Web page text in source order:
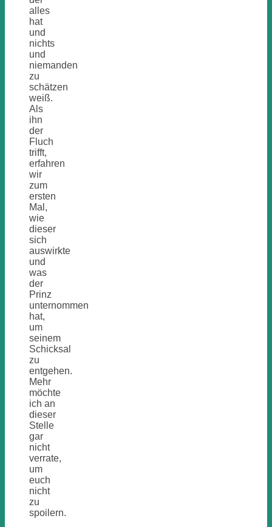
alles
hat
und
nichts
und
niemanden
zu
schätzen
weiß.
Als
ihn
der
Fluch
trifft,
erfahren
wir
zum
ersten
Mal,
wie
dieser
sich
auswirkte
und
was
der
Prinz
unternommen
hat,
um
seinem
Schicksal
zu
entgehen.
Mehr
möchte
ich an
dieser
Stelle
gar
nicht
verrate,
um
euch
nicht
zu
spoilern.